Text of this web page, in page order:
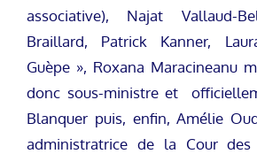
associative), Najat Vallaud-
Braillard, Patrick Kanner,
Guèpe », Roxana Maracineanu
donc sous-ministre et
Blanquer puis, enfin, Amélie
administratrice de la Cour des